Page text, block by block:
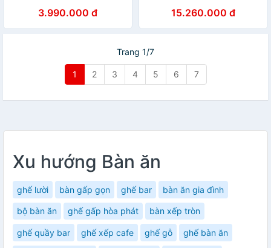
3.990.000 đ 15.260.000 đ
Trang 1/7
1 2 3 4 5 6 7
Xu hướng Bàn ăn
ghế lười bàn gấp gọn ghế bar bàn ăn gia đình
bộ bàn ăn ghế gấp hòa phát bàn xếp tròn
ghế quầy bar ghế xếp cafe ghế gỗ ghế bàn ăn